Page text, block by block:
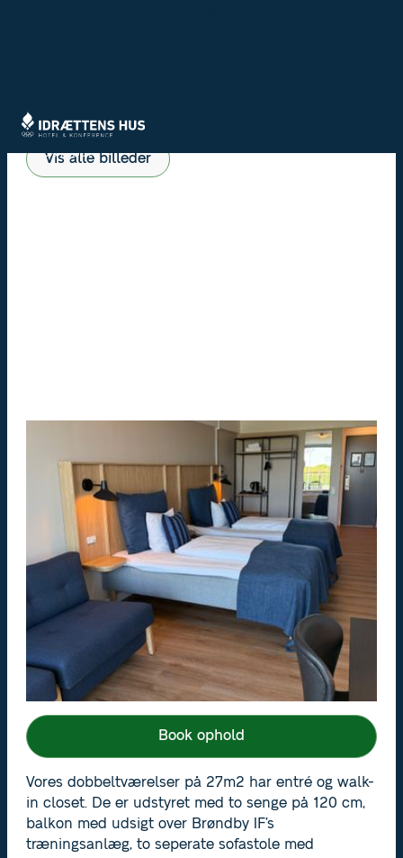
Dobbeltværelser
15% rabat
Vis alle billeder
Dobbeltværelse
Komfortable
dobbeltværelser med
udsigt - inklusiv
morgenmad
8.2 baseret på 932 anmeldelser
Vores dobbeltværelser på 27m2 har entré og walk-
in closet. De er udstyret med to senge på 120 cm,
balkon med udsigt over Brøndby IF’s
træningsanlæg, to seperate sofastole med
Book ophold